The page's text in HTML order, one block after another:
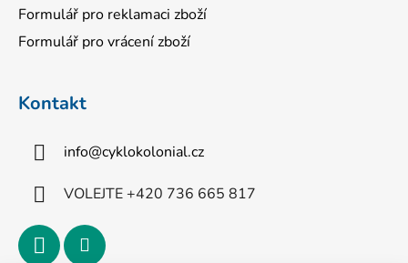
Formulář pro reklamaci zboží
Formulář pro vrácení zboží
Kontakt
info@cyklokolonial.cz
VOLEJTE +420 736 665 817